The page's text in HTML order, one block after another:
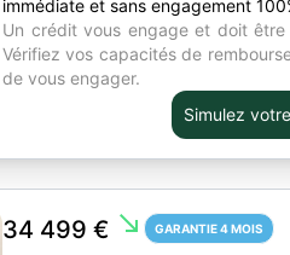
immédiate et sans engagement
Un crédit vous engage et doit être
Vérifiez vos capacités de
de vous engager.
Simulez
34 499 € south_east GARANTIE 4 MOIS